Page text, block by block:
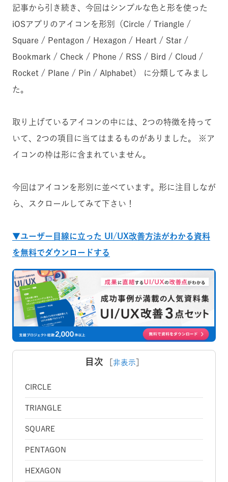
記事から引き続き、今回はシンプルな色と形を使った
iOSアプリのアイコンを形別（Circle / Triangle /
Square / Pentagon / Hexagon / Heart / Star /
Bookmark / Check / Phone / RSS / Bird / Cloud /
Rocket / Plane / Pin / Alphabet） に分類してみまし
た。
取り上げているアイコンの中には、2つの特徴を持って
いて、2つの項目に当てはまるものがありました。 ※ア
イコンの枠は形に含まれていません。
今回はアイコンを形別に並べています。形に注目しなが
ら、スクロールしてみて下さい！
▼ユーザー目線に立った UI/UX改善方法がわかる資料
を無料でダウンロードする
目次 非表示
CIRCLE
TRIANGLE
SQUARE
PENTAGON
HEXAGON